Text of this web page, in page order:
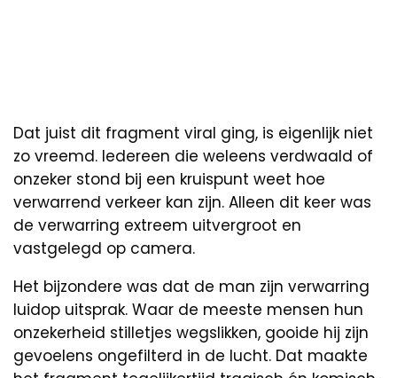
Dat juist dit fragment viral ging, is eigenlijk niet
zo vreemd. Iedereen die weleens verdwaald of
onzeker stond bij een kruispunt weet hoe
verwarrend verkeer kan zijn. Alleen dit keer was
de verwarring extreem uitvergroot en
vastgelegd op camera.
Het bijzondere was dat de man zijn verwarring
luidop uitsprak. Waar de meeste mensen hun
onzekerheid stilletjes wegslikken, gooide hij zijn
gevoelens ongefilterd in de lucht. Dat maakte